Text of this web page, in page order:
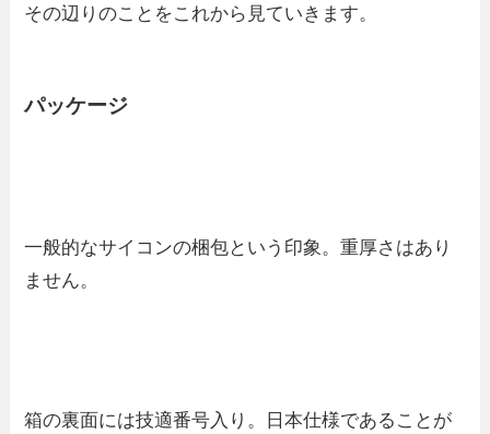
その辺りのことをこれから見ていきます。
パッケージ
一般的なサイコンの梱包という印象。重厚さはあり
ません。
箱の裏面には技適番号入り。日本仕様であることが